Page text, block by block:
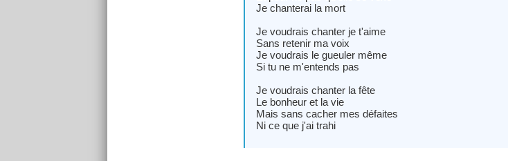
Je chanterai la mort
Je voudrais chanter je t'aime
Sans retenir ma voix
Je voudrais le gueuler même
Si tu ne m'entends pas
Je voudrais chanter la fête
Le bonheur et la vie
Mais sans cacher mes défaites
Ni ce que j'ai trahi